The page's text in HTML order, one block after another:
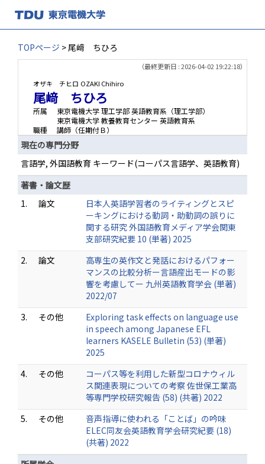
TOPページ > 尾﨑 ちひろ
（最終更新日 : 2026-04-02 19:22:18）
オザキ チヒロ OZAKI Chihiro
尾﨑 ちひろ
所属
東京電機大学 理工学部 英語教育系（理工学部）
東京電機大学 教養教育センター 英語教育系
職種
講師（任期付Ｂ）
現在の専門分野
言語学, 外国語教育 キーワード(コーパス言語学、英語教育)
著書・論文歴
1.
論文
日本人英語学習者のライティングとスピ
ーキングにおける動詞・助動詞の誤りに
関する研究 外国語教育メディア学会関東
支部研究紀要 10 (単著) 2025
2.
論文
高専生の英作文と発話におけるパフォー
マンスの比較分析ー言語産出モードの影
響を考慮してー 九州英語教育学会 (単著)
2022/07
3.
その他
Exploring task effects on language use
in speech among Japanese EFL
learners KASELE Bulletin (53) (単著)
2025
4.
その他
コーパス等を利用した新型コロナウィル
ス関連表現についての考察 佐世保工業高
等専門学校研究報告 (58) (共著) 2022
5.
その他
音声指導に使われる「ことば」の吟味
ELEC同友会英語教育学会研究紀要 (18)
(共著) 2022